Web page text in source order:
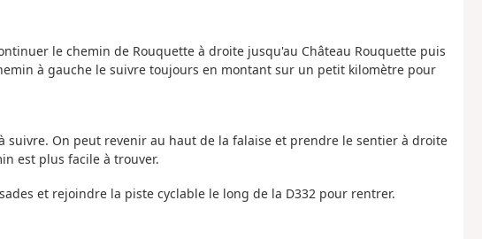
le chemin de Rouquette à droite jusqu'au Château Rouquette puis
à gauche le suivre toujours en montant sur un petit kilomètre pour
suivre. On peut revenir au haut de la falaise et prendre le sentier à droite
est plus facile à trouver.
et rejoindre la piste cyclable le long de la D332 pour rentrer.